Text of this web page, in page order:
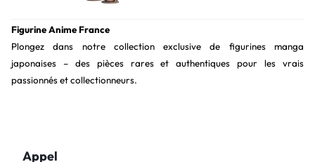
Figurine Anime France
Plongez dans notre collection exclusive de figurines manga
japonaises – des pièces rares et authentiques pour les vrais
passionnés et collectionneurs.
Appel